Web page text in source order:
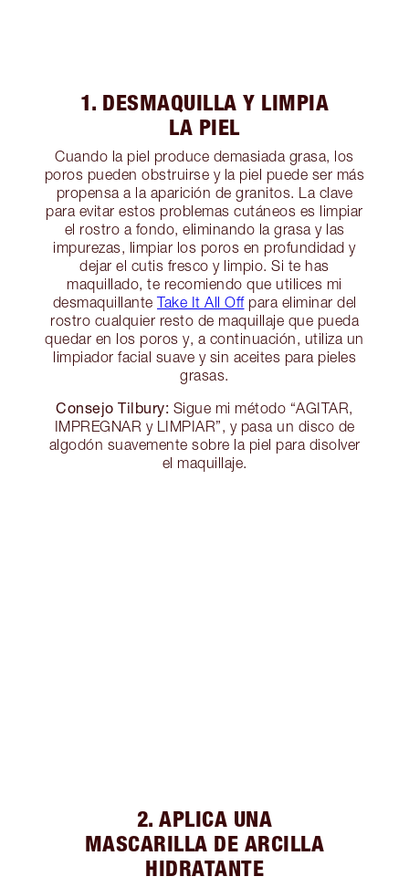
1. DESMAQUILLA Y LIMPIA
LA PIEL
Cuando la piel produce demasiada grasa, los
poros pueden obstruirse y la piel puede ser más
propensa a la aparición de granitos. La clave
para evitar estos problemas cutáneos es limpiar
el rostro a fondo, eliminando la grasa y las
impurezas, limpiar los poros en profundidad y
dejar el cutis fresco y limpio. Si te has
maquillado, te recomiendo que utilices mi
desmaquillante Take It All Offpara eliminar del
rostro cualquier resto de maquillaje que pueda
quedar en los poros y, a continuación, utiliza un
limpiador facial suave y sin aceites para pieles
grasas.
Consejo Tilbury: Sigue mi método “AGITAR,
IMPREGNAR y LIMPIAR”, y pasa un disco de
algodón suavemente sobre la piel para disolver
el maquillaje.
2. APLICA UNA
MASCARILLA DE ARCILLA
HIDRATANTE